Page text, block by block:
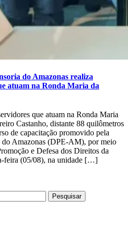
do Amazonas realiza
atuam na Ronda Maria da
que atuam na Ronda Maria
Castanho, distante 88 quilômetros
de capacitação promovido pela
do Amazonas (DPE-AM), por meio
e Defesa dos Direitos da
feira (05/08), na unidade […]